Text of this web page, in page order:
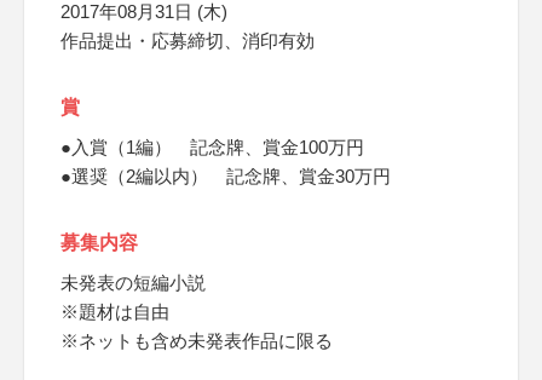
2017年08月31日 (木)
作品提出・応募締切、消印有効
賞
●入賞（1編） 記念牌、賞金100万円
●選奨（2編以内） 記念牌、賞金30万円
募集内容
未発表の短編小説
※題材は自由
※ネットも含め未発表作品に限る